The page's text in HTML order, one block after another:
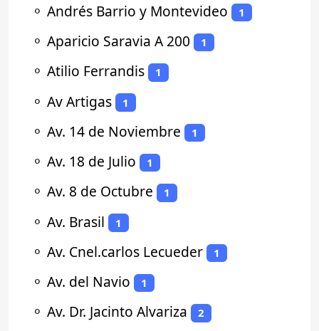
⚬ Andrés Barrio y Montevideo 1
⚬ Aparicio Saravia A 200 1
⚬ Atilio Ferrandis 1
⚬ Av Artigas 1
⚬ Av. 14 de Noviembre 1
⚬ Av. 18 de Julio 1
⚬ Av. 8 de Octubre 1
⚬ Av. Brasil 1
⚬ Av. Cnel.carlos Lecueder 1
⚬ Av. del Navio 1
⚬ Av. Dr. Jacinto Alvariza 2